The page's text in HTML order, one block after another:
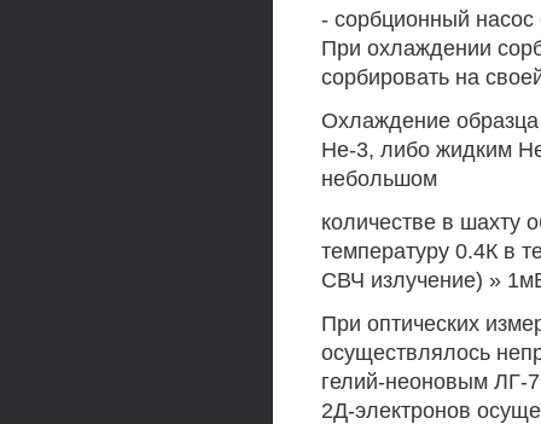
- сорбционный
При охлаждении
сорбировать на
Охлаждение
Не-3, либо жидким
небольшом
количестве в шахту
температуру 0.4К в
СВЧ излучение) »
При оптических
осуществлялось
гелий-неоновым ЛГ-
2Д-электронов